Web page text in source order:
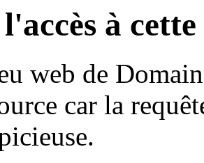
à
web de
car la